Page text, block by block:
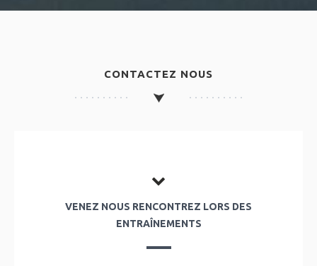
CONTACTEZ NOUS
VENEZ NOUS RENCONTREZ LORS DES
ENTRAÎNEMENTS